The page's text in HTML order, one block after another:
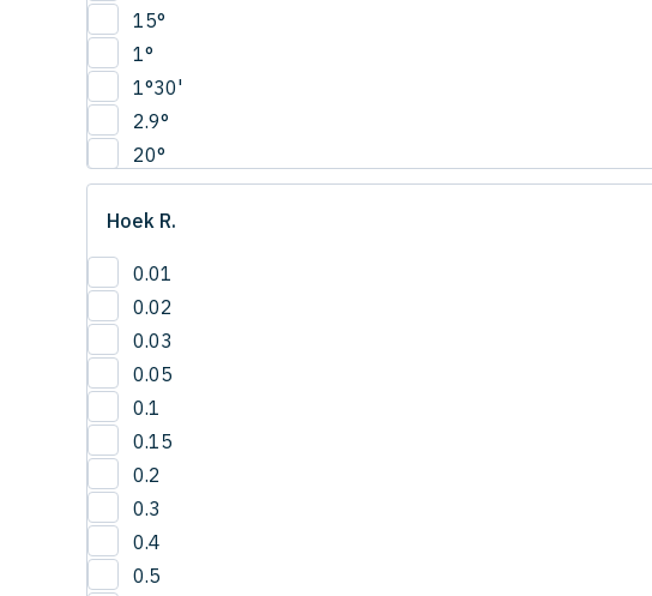
15°
1°
1°30'
2.9°
20°
22.5°
2°
Hoek R.
0.01
0.02
0.03
0.05
0.1
0.15
0.2
0.3
0.4
0.5